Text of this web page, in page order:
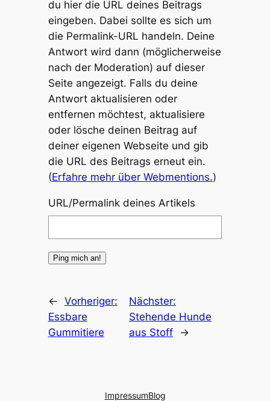
du hier die URL deines Beitrags
eingeben. Dabei sollte es sich um
die Permalink-URL handeln. Deine
Antwort wird dann (möglicherweise
nach der Moderation) auf dieser
Seite angezeigt. Falls du deine
Antwort aktualisieren oder
entfernen möchtest, aktualisiere
oder lösche deinen Beitrag auf
deiner eigenen Webseite und gib
die URL des Beitrags erneut ein.
(Erfahre mehr über Webmentions.)
URL/Permalink deines Artikels
← Vorheriger:
Essbare
Gummitiere
Nächster:
Stehende Hunde
aus Stoff
→
ImpressumBlog